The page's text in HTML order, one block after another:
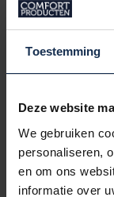
Toestemming
Deze website
We gebruiken
personaliseren,
en om ons
informatie over
different way. This
cannot delivery
product. Damages
BERTSCHAT®
REVIEWS
RELATED